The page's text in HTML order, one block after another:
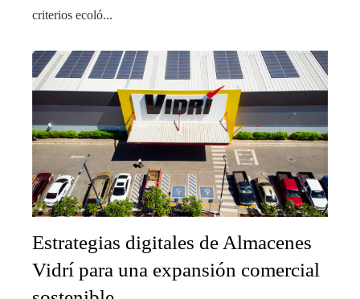
criterios ecoló...
Estrategias digitales de Almacenes
Vidrí para una expansión comercial